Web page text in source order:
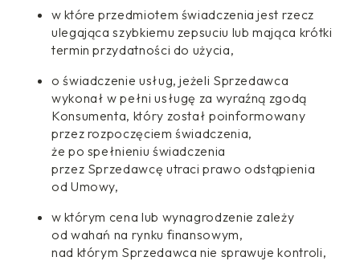
w które przedmiotem świadczenia jest rzecz
ulegająca szybkiemu zepsuciu lub mająca krótki
termin przydatności do użycia,
o świadczenie usług, jeżeli Sprzedawca
wykonał w pełni usługę za wyraźną zgodą
Konsumenta, który został poinformowany
przez rozpoczęciem świadczenia,
że po spełnieniu świadczenia
przez Sprzedawcę utraci prawo odstąpienia
od Umowy,
w którym cena lub wynagrodzenie zależy
od wahań na rynku finansowym,
nad którym Sprzedawca nie sprawuje kontroli,